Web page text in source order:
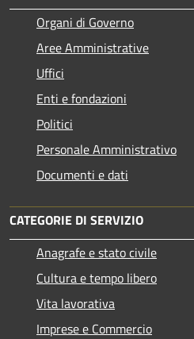
Organi di Governo
Aree Amministrative
Uffici
Enti e fondazioni
Politici
Personale Amministrativo
Documenti e dati
CATEGORIE DI SERVIZIO
Anagrafe e stato civile
Cultura e tempo libero
Vita lavorativa
Imprese e Commercio